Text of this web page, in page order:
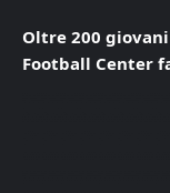
Oltre 200
Football Center